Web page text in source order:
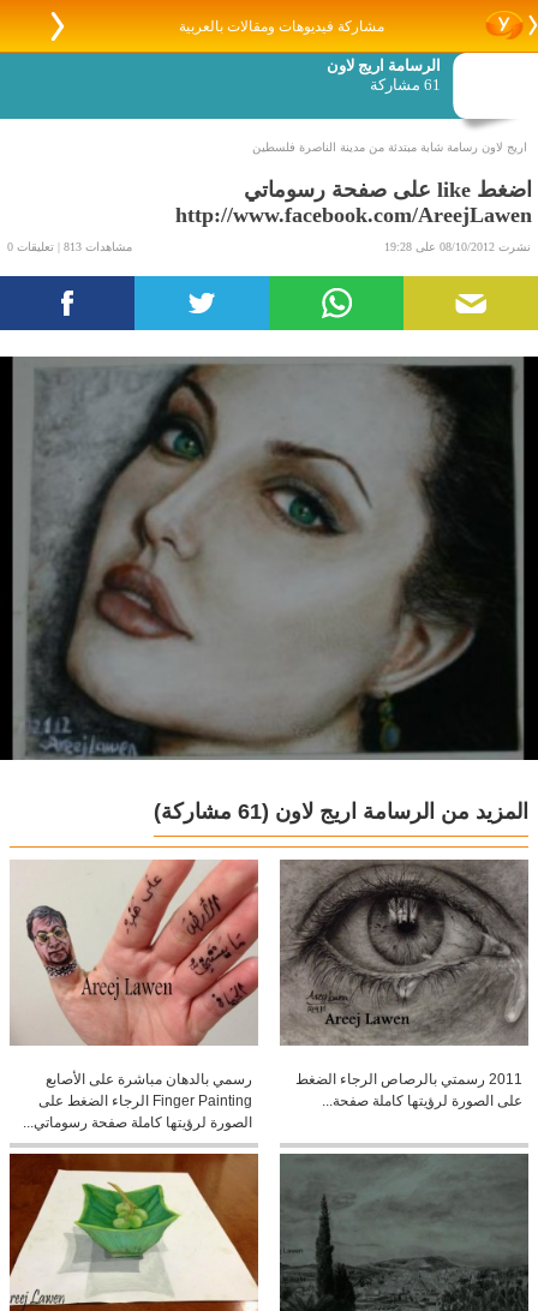
مشاركة فيديوهات ومقالات بالعربية
الرسامة اريج لاون
61 مشاركة
اريج لاون رسامة شابة مبتدئة من مدينة الناصرة فلسطين
اضغط like على صفحة رسوماتي
http://www.facebook.com/AreejLawen
نشرت 08/10/2012 على 19:28 مشاهدات 813 | تعليقات 0
المزيد من الرسامة اريج لاون (61 مشاركة)
2011 رسمتي بالرصاص الرجاء الضغط
على الصورة لرؤيتها كاملة صفحة...
رسمي بالدهان مباشرة على الأصابع
Finger Painting الرجاء الضغط على
الصورة لرؤيتها كاملة صفحة رسوماتي...